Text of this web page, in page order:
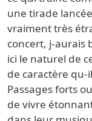
une tirade
vraiment très
concert, j-aurais
ici le naturel de
de caractère
Passages forts
de vivre